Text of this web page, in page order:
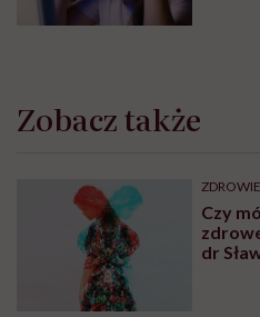
Zobacz także
Czy
dr